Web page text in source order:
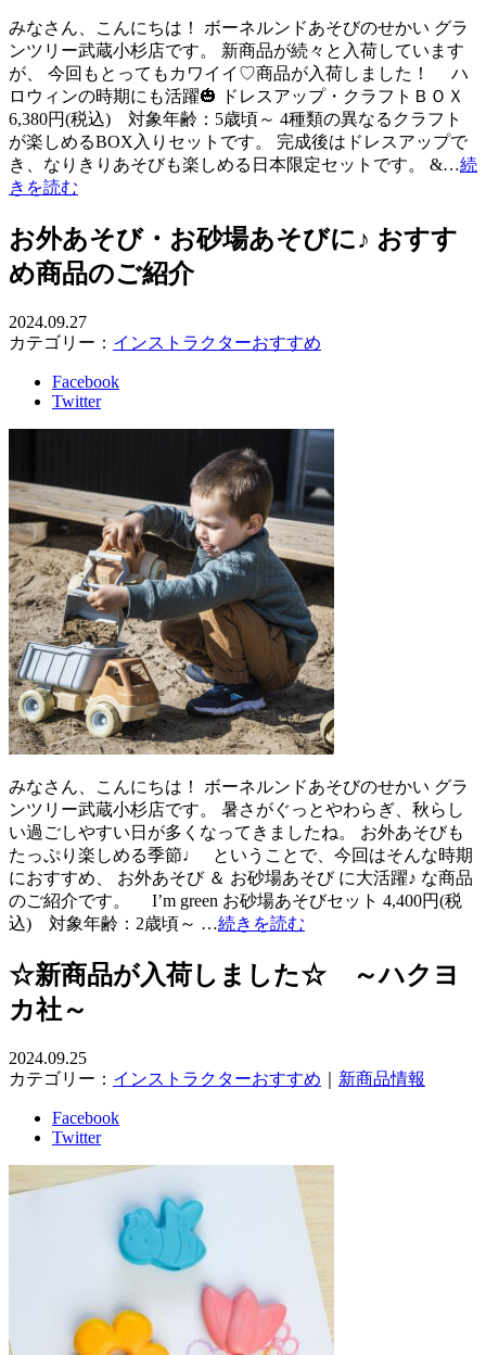
みなさん、こんにちは！ ボーネルンドあそびのせかい グラ
ンツリー武蔵小杉店です。 新商品が続々と入荷しています
が、 今回もとってもカワイイ♡商品が入荷しました！ ハ
ロウィンの時期にも活躍🎃 ドレスアップ・クラフトＢＯＸ
6,380円(税込) 対象年齢：5歳頃～ 4種類の異なるクラフト
が楽しめるBOX入りセットです。 完成後はドレスアップで
き、なりきりあそびも楽しめる日本限定セットです。 &…続
きを読む
お外あそび・お砂場あそびに♪ おすす
め商品のご紹介
2024.09.27
カテゴリー： インストラクターおすすめ
Facebook
Twitter
みなさん、こんにちは！ ボーネルンドあそびのせかい グラ
ンツリー武蔵小杉店です。 暑さがぐっとやわらぎ、秋らし
い過ごしやすい日が多くなってきましたね。 お外あそびも
たっぷり楽しめる季節♩ ということで、今回はそんな時期
におすすめ、 お外あそび ＆ お砂場あそび に大活躍♪ な商品
のご紹介です。 I’m green お砂場あそびセット 4,400円(税
込) 対象年齢：2歳頃～ …続きを読む
☆新商品が入荷しました☆ ～ハクヨ
カ社～
2024.09.25
カテゴリー： インストラクターおすすめ 新商品情報
Facebook
Twitter